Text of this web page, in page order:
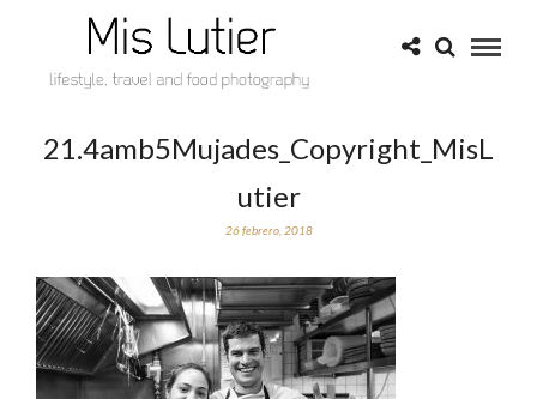
21.4amb5Mujades_Copyright_MisL
utier
26 febrero, 2018